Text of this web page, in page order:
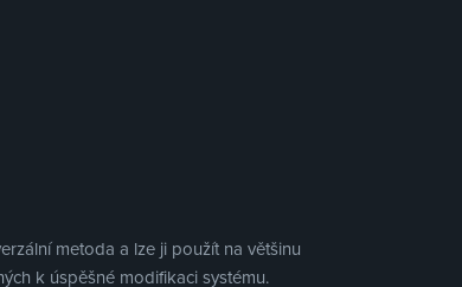
metoda a lze ji použít na většinu
k úspěšné modifikaci systému.